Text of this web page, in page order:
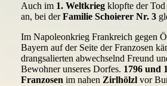
Auch im 1. Weltkrieg klopfte der
an, bei derFamilie Schoierer Nr. 3
Im Napoleonkrieg Frankreich gegen
Bayern auf der Seite der Franzosen
drangsalierten abwechselnd Freund
Bewohner unseres Dorfes. 1796 und
Franzosen im nahen Zirlhölzl vor